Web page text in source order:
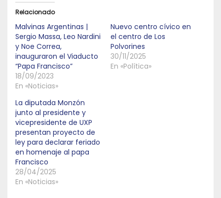
Relacionado
Malvinas Argentinas |
Sergio Massa, Leo Nardini
y Noe Correa,
inauguraron el Viaducto
“Papa Francisco”
18/09/2023
En «Noticias»
Nuevo centro cívico en
el centro de Los
Polvorines
30/11/2025
En «Política»
La diputada Monzón
junto al presidente y
vicepresidente de UXP
presentan proyecto de
ley para declarar feriado
en homenaje al papa
Francisco
28/04/2025
En «Noticias»